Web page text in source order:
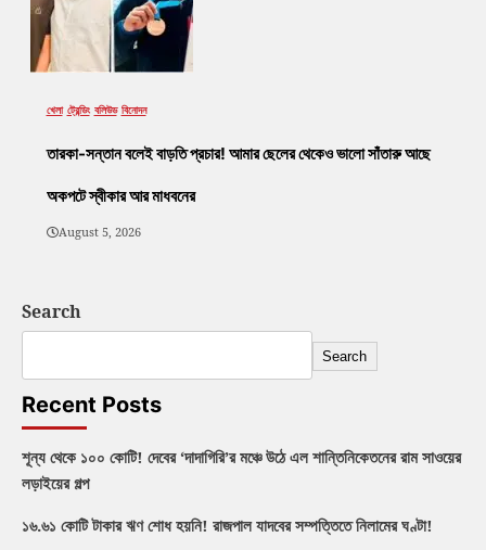
খেলা ট্রেন্ডিং বলিউড বিনোদন
তারকা-সন্তান বলেই বাড়তি প্রচার! আমার ছেলের থেকেও ভালো সাঁতারু আছে
অকপটে স্বীকার আর মাধবনের
August 5, 2026
Search
Search
Recent Posts
শূন্য থেকে ১০০ কোটি! দেবের ‘দাদাগিরি’র মঞ্চে উঠে এল শান্তিনিকেতনের রাম সাওয়ের
লড়াইয়ের গল্প
১৬.৬১ কোটি টাকার ঋণ শোধ হয়নি! রাজপাল যাদবের সম্পত্তিতে নিলামের ঘণ্টা!